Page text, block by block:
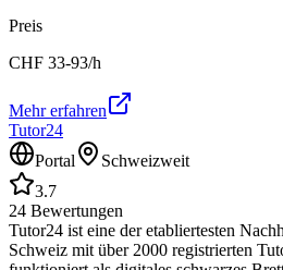
Preis
CHF 33-93/h
Mehr erfahren
Tutor24
Portal
Schweizweit
3.7
24 Bewertungen
Tutor24 ist eine der etabliertesten
Schweiz mit über 2000 registrierten